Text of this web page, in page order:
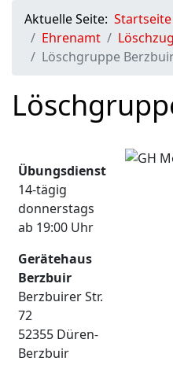
Aktuelle Seite: Startseite
Ehrenamt
Löschgruppe
Übungsdienst
14-tägig
donnerstags
ab 19:00 Uhr
Gerätehaus
Berzbuir
Berzbuirer Str.
72
52355 Düren-
Berzbuir